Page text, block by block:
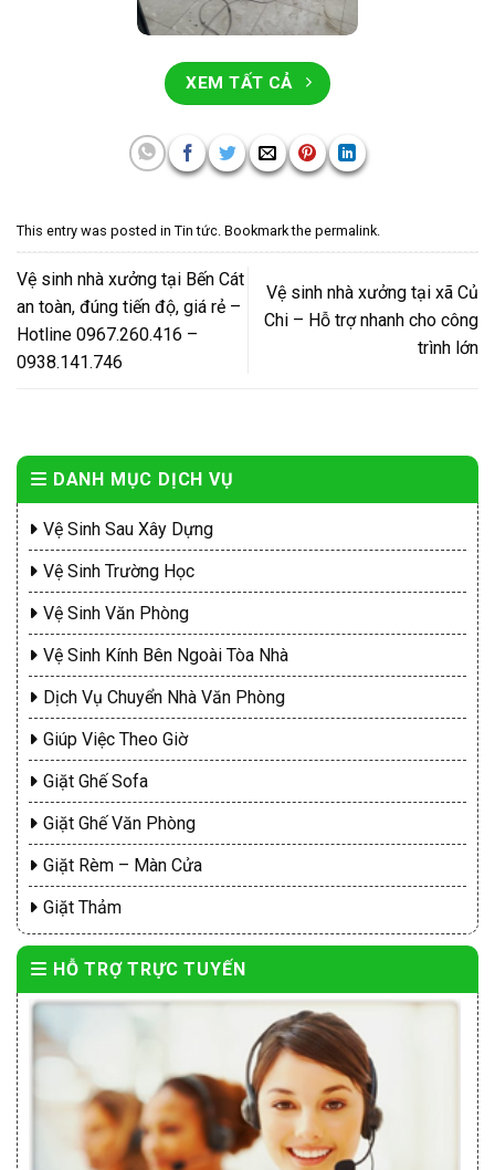
XEM TẤT CẢ
This entry was posted in Tin tức . Bookmark the permalink
Vệ sinh nhà xưởng tại Bến Cát
an toàn, đúng tiến độ, giá rẻ –
Hotline 0967.260.416 –
0938.141.746
Vệ sinh nhà xưởng tại xã Củ
Chi – Hỗ trợ nhanh cho công
trình lớn
DANH MỤC DỊCH VỤ
Vệ Sinh Sau Xây Dựng
Vệ Sinh Trường Học
Vệ Sinh Văn Phòng
Vệ Sinh Kính Bên Ngoài Tòa Nhà
Dịch Vụ Chuyển Nhà Văn Phòng
Giúp Việc Theo Giờ
Giặt Ghế Sofa
Giặt Ghế Văn Phòng
Giặt Rèm – Màn Cửa
Giặt Thảm
HỖ TRỢ TRỰC TUYẾN